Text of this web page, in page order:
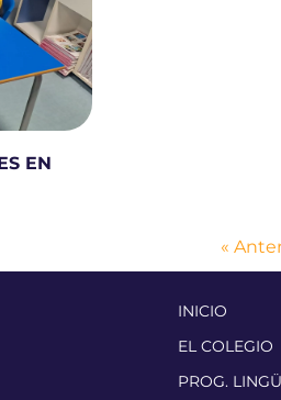
EN
«
INICIO
EL COLEGIO
PROG.